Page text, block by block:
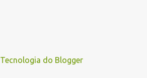
Tecnologia do Blogger